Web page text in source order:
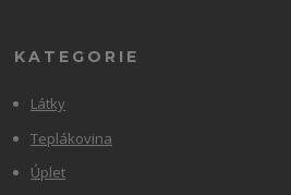
KATEGORIE
Látky
Teplákovina
Úplet